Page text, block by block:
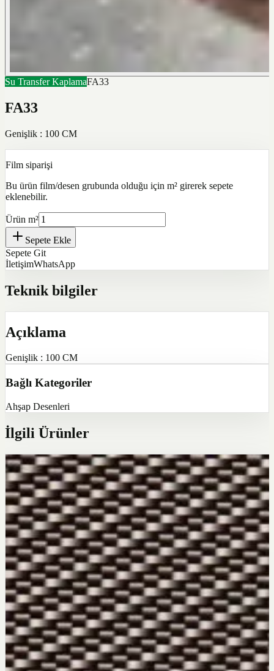
Su Transfer KaplamaFA33
FA33
Genişlik : 100 CM
Film siparişi
Bu ürün film/desen grubunda olduğu için m² girerek sepete
eklenebilir.
Ürün m²
Sepete Ekle
Sepete Git
İletişimWhatsApp
Teknik bilgiler
Açıklama
Genişlik : 100 CM
Bağlı Kategoriler
Ahşap Desenleri
İlgili Ürünler